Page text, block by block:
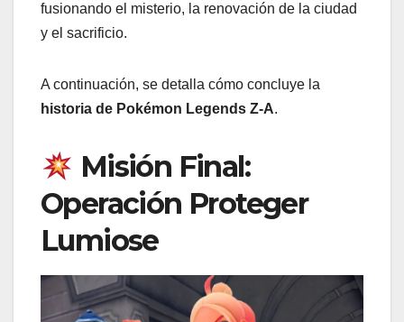
fusionando el misterio, la renovación de la ciudad
y el sacrificio.
A continuación, se detalla cómo concluye la
historia de Pokémon Legends Z-A.
Misión Final:
Operación Proteger
Lumiose